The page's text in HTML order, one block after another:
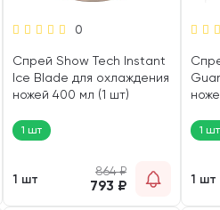
0
Спрей Show Tech Instant
Ice Blade для охлаждения
ножей 400 мл (1 шт)
1 шт
1 шт
864₽
793 ₽
1 шт
1 шт